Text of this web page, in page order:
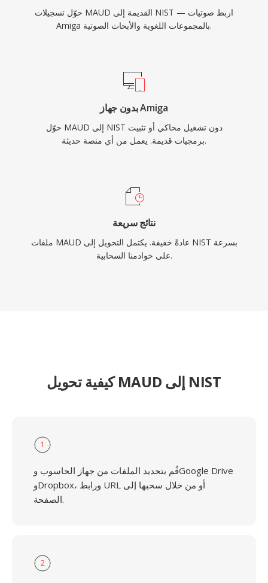
حوّل تسجيلات MAUD القديمة إلى NIST — اربط صوتيات
Amiga بالمجموعات اللغوية والأبحاث الصوتية.
بدون جهاز Amiga
حوّل MAUD إلى NIST دون تشغيل محاكي أو تثبيت
برمجيات قديمة. يعمل من أي منصة حديثة.
نتائج سريعة
ملفات MAUD عادةً خفيفة. يكتمل التحويل إلى NIST بسرعة
على خوادمنا السحابية.
كيفية تحويل MAUD إلى NIST
1
قُم بتحديد الملفات من جهاز الحاسوب وGoogle Drive
وDropbox، ورابط URL أو من خلال سحبها إلى
الصفحة.
2